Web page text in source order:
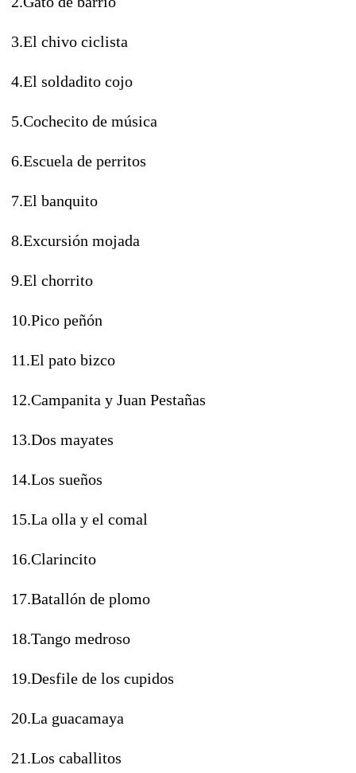
3.El chivo ciclista
4.El soldadito cojo
5.Cochecito de música
6.Escuela de perritos
7.El banquito
8.Excursión mojada
9.El chorrito
10.Pico peñón
11.El pato bizco
12.Campanita y Juan Pestañas
13.Dos mayates
14.Los sueños
15.La olla y el comal
16.Clarincito
17.Batallón de plomo
18.Tango medroso
19.Desfile de los cupidos
20.La guacamaya
21.Los caballitos